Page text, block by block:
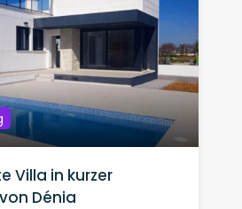
Villa in kurzer
Dénia